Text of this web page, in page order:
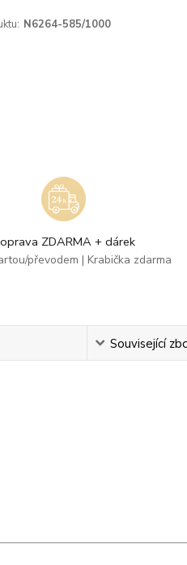
N6264-585/1000
ZDARMA + dárek
převodem | Krabička zdarma
Související